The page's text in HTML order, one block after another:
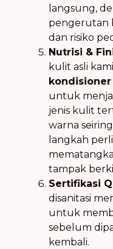
langsung,
pengerutan
dan risiko
Nutrisi &
kulit asli
untuk
jenis kulit
warna
langkah
tampak
Sertifikasi
disanitasi
untuk
sebelum
kembali.